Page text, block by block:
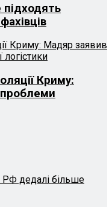
підходять
Криму: